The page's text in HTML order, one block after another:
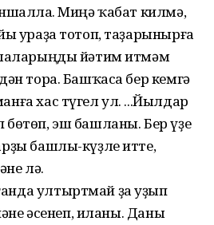
Миңә ҡабат килмә,
ураҙа тотоп, таҙарынырға
йәтим итмәм
тора. Башҡаса бер кемгә
хас түгел ул. ...Йылдар
эш башланы. Бер үҙе
башлы-күҙле итте,
лә.
ултыртмай ҙа уҙып
әсенеп, иланы. Даны